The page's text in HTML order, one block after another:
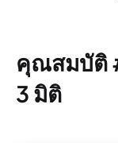
คุณสมบัติ
3 มิติ